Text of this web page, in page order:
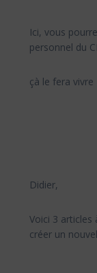
Ici, vous
personnel du
çà le fera vivre
Didier,
Voici 3 articles
créer un